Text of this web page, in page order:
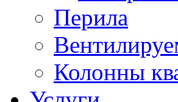
Перила
Колонны